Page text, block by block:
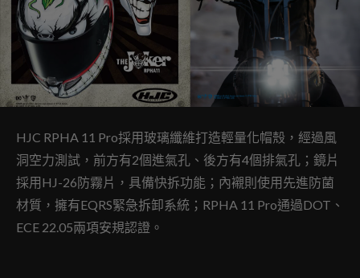
HJC RPHA 11 Pro採用玻璃纖維打造輕量化帽殼，經過風
洞空力測試，前方有2個進氣孔、後方有4個排氣孔；鏡片
採用HJ-26防霧片，具備快拆功能；內襯則使用先進防菌
材質，擁有EQRS緊急拆卸系統；RPHA 11 Pro通過DOT、
ECE 22.05兩項安規認證。